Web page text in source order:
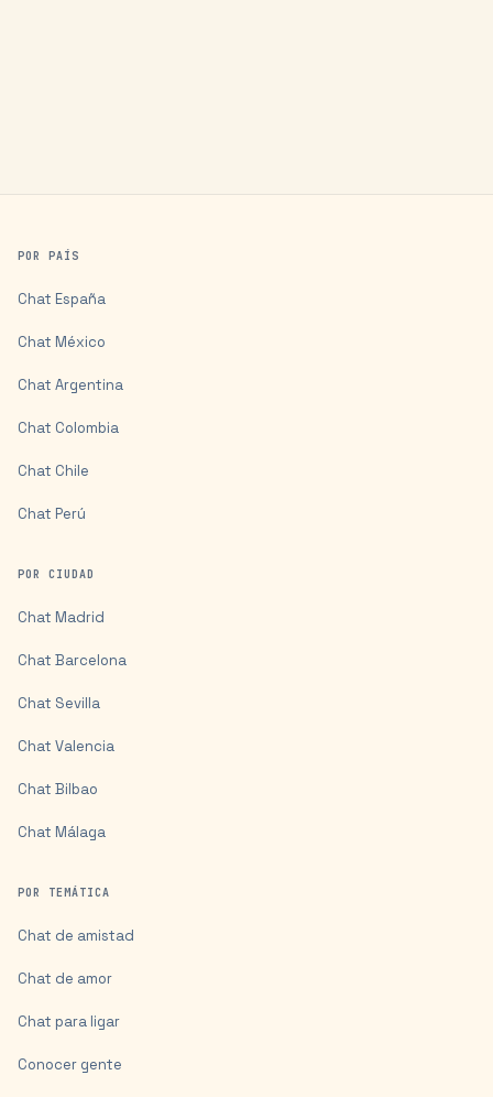
POR PAÍS
Chat España
Chat México
Chat Argentina
Chat Colombia
Chat Chile
Chat Perú
POR CIUDAD
Chat Madrid
Chat Barcelona
Chat Sevilla
Chat Valencia
Chat Bilbao
Chat Málaga
POR TEMÁTICA
Chat de amistad
Chat de amor
Chat para ligar
Conocer gente